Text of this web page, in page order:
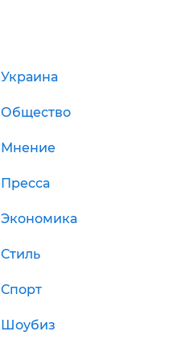
Украина
Общество
Мнение
Пресса
Экономика
Стиль
Спорт
Шоубиз